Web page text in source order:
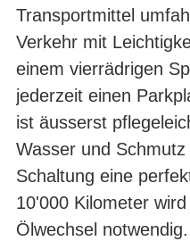
Transportmittel
Verkehr mit
einem vierrädrigen
jederzeit einen
ist äusserst
Wasser und
Schaltung eine
10'000 Kilometer
Ölwechsel